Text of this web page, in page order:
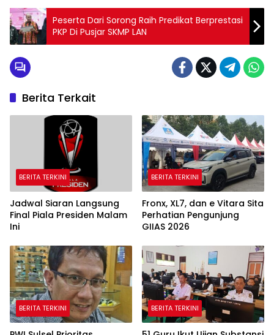
Peserta Dari Sorong Raih Predikat Berprestasi
PKP Di Pusjar SKMP LAN
Berita Terkait
BERITA TERKINI
Jadwal Siaran Langsung
Final Piala Presiden Malam
Ini
BERITA TERKINI
Fronx, XL7, dan e Vitara Sita
Perhatian Pengunjung
GIIAS 2026
BERITA TERKINI BERITA TERKINI